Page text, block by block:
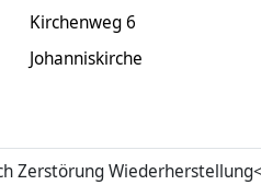
Kirchenweg 6
Johanniskirche
Zerstörung